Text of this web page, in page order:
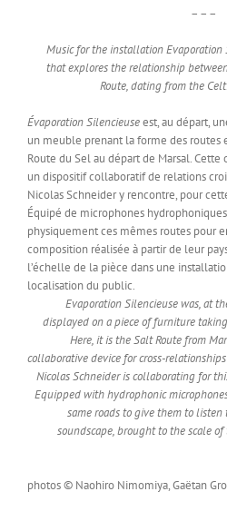
– – –
Music for the installation Evaporation
that explores the relationship
Route, dating from the
Évaporation Silencieuseest, au départ,
un meuble prenant la forme des routes
Route du Sel au départ de Marsal.
un dispositif collaboratif de relations
Nicolas Schneider y rencontre, pour
Équipé de microphones
physiquement ces mêmes routes pour
composition réalisée à partir de leur
l’échelle de la pièce dans une
localisation du public.
Evaporation Silencieuse was, at
displayed on a piece of furniture
Here, it is the Salt Route from
collaborative device for cross-
Nicolas Schneider is collaborating for
Equipped with hydrophonic
same roads to give them to
soundscape, brought to the scale
photos © Naohiro Nimomiya, Gaëtan